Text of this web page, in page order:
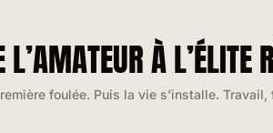
À
foulée. Puis la vie s’installe.